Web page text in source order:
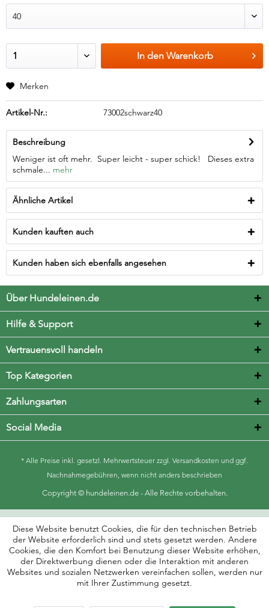
In den Warenkorb
Merken
Artikel-Nr.: 73002schwarz40
Beschreibung
Weniger ist oft mehr. Super leicht - super schick! Dieses extra
schmale... mehr
Ähnliche Artikel
Kunden kauften auch
Kunden haben sich ebenfalls angesehen
Über Hundeleinen.de
Hilfe & Support
Vertrauensvoll handeln
Top Kategorien
Zahlungsarten
Social Media
* Alle Preise inkl. gesetzl. Mehrwertsteuer zzgl. Versandkosten und ggf.
Nachnahmegebühren, wenn nicht anders beschrieben
Copyright © hundeleinen.de - Alle Rechte vorbehalten.
Diese Website benutzt Cookies, die für den technischen Betrieb
der Website erforderlich sind und stets gesetzt werden. Andere
Cookies, die den Komfort bei Benutzung dieser Website erhöhen,
der Direktwerbung dienen oder die Interaktion mit anderen
Websites und sozialen Netzwerken vereinfachen sollen, werden nur
mit Ihrer Zustimmung gesetzt.